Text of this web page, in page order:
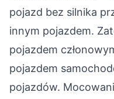
pojazd bez silnika
innym pojazdem.
pojazdem
pojazdem
pojazdów.